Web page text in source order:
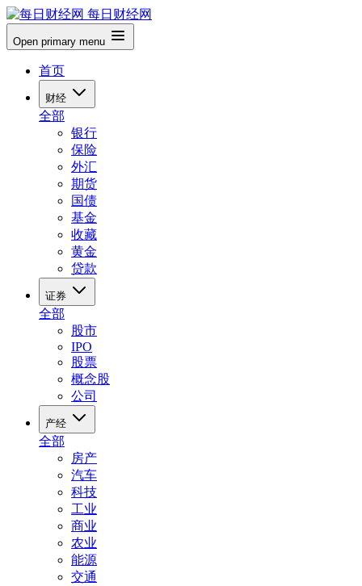
每日财经网
Open primary menu
首页
财经
全部
银行
保险
外汇
期货
国债
基金
收藏
黄金
贷款
证券
全部
股市
IPO
股票
概念股
公司
产经
全部
房产
汽车
科技
工业
商业
农业
能源
交通